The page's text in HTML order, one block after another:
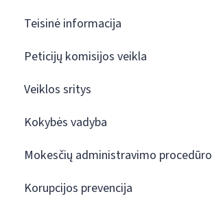
Teisinė informacija
Peticijų komisijos veikla
Veiklos sritys
Kokybės vadyba
Mokesčių administravimo
Korupcijos prevencija